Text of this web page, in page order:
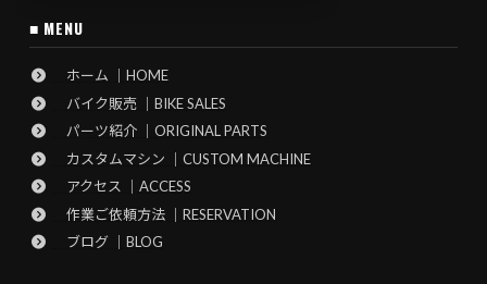
■ MENU
ホーム ｜HOME
バイク販売 ｜BIKE SALES
パーツ紹介 ｜ORIGINAL PARTS
カスタムマシン ｜CUSTOM MACHINE
アクセス ｜ACCESS
作業ご依頼方法 ｜RESERVATION
ブログ ｜BLOG